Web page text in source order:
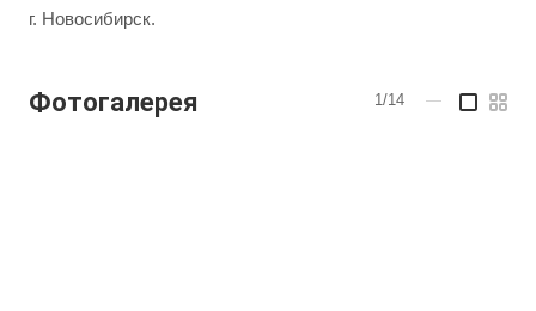
г. Новосибирск.
Фотогалерея 1/14 —